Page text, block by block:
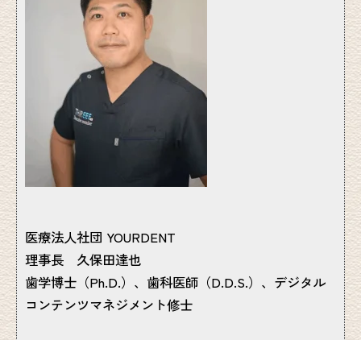
医療法人社団 YOURDENT
理事長 久保田達也
歯学博士（Ph.D.）、歯科医師（D.D.S.）、デジタル
コンテンツマネジメント修士